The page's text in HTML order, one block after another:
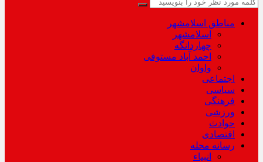
مناطق اسلامشهر
اسلامشهر
چهاردانگه
احمد آباد مستوفی
واوان
اجتماعی
سیاسی
فرهنگی
ورزشی
حوادث
اقتصادی
رسانه محله
انبیاء